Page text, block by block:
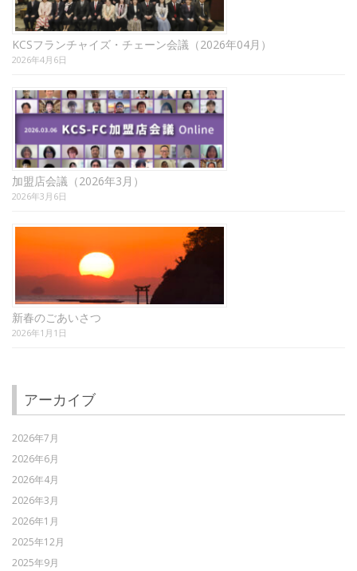
KCSフランチャイズ・チェーン会議（2026年04月）
2026年4月6日
加盟店会議（2026年3月）
2026年3月6日
新春のごあいさつ
2026年1月1日
アーカイブ
2026年7月
2026年6月
2026年4月
2026年3月
2026年1月
2025年12月
2025年9月